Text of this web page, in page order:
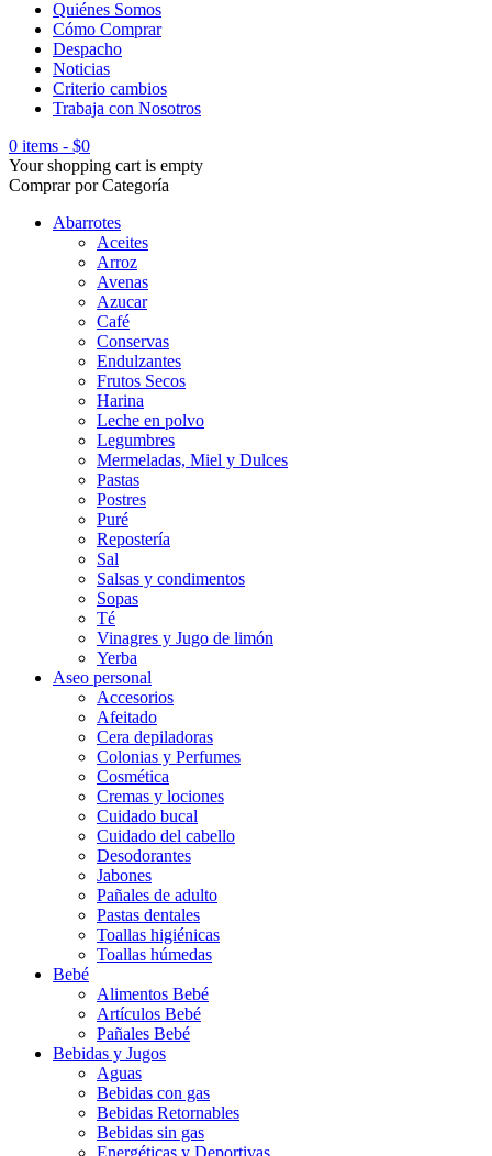
Quiénes Somos
Cómo Comprar
Despacho
Noticias
Criterio cambios
Trabaja con Nosotros
0 items - $0
Your shopping cart is empty
Comprar por Categoría
Abarrotes
Aceites
Arroz
Avenas
Azucar
Café
Conservas
Endulzantes
Frutos Secos
Harina
Leche en polvo
Legumbres
Mermeladas, Miel y Dulces
Pastas
Postres
Puré
Repostería
Sal
Salsas y condimentos
Sopas
Té
Vinagres y Jugo de limón
Yerba
Aseo personal
Accesorios
Afeitado
Cera depiladoras
Colonias y Perfumes
Cosmética
Cremas y lociones
Cuidado bucal
Cuidado del cabello
Desodorantes
Jabones
Pañales de adulto
Pastas dentales
Toallas higiénicas
Toallas húmedas
Bebé
Alimentos Bebé
Artículos Bebé
Pañales Bebé
Bebidas y Jugos
Aguas
Bebidas con gas
Bebidas Retornables
Bebidas sin gas
Energéticas y Deportivas